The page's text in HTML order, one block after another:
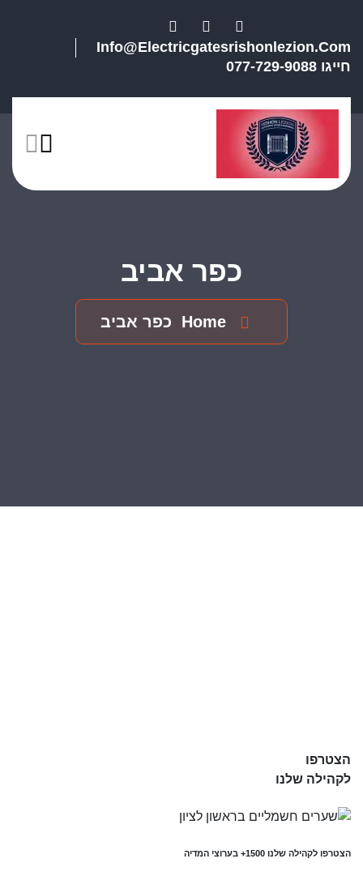
Info@electricgatesrishonlezion.com
חייגו 077-729-9088
כפר אביב
Home כפר אביב
הצטרפו
לקהילה שלנו
הצטרפו לקהילה שלנו 1500+ בערוצי המדיה